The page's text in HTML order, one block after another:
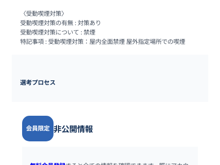
〈受動喫煙対策〉
受動喫煙対策の有無 : 対策あり
受動喫煙対策について : 禁煙
特記事項 : 受動喫煙対策：屋内全面禁煙 屋外指定場所での喫煙
選考プロセス
会員限定 非公開情報